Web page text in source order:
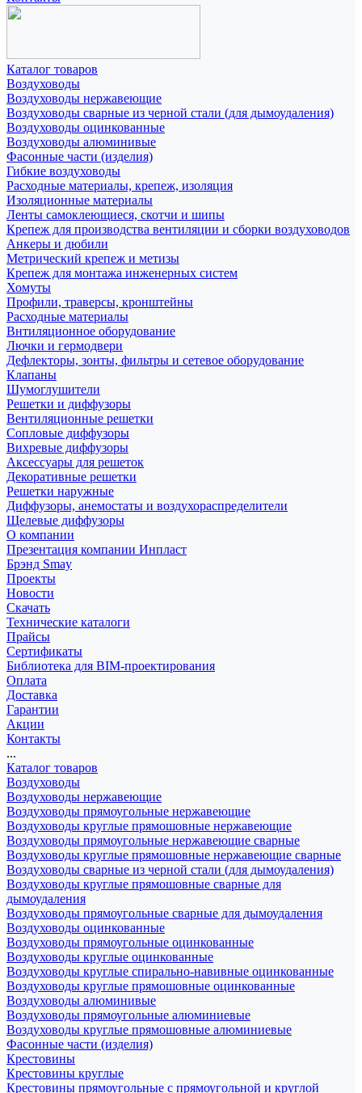
Каталог товаров
Воздуховоды
Воздуховоды нержавеющие
Воздуховоды сварные из черной стали (для дымоудаления)
Воздуховоды оцинкованные
Воздуховоды алюминивые
Фасонные части (изделия)
Гибкие воздуховоды
Расходные материалы, крепеж, изоляция
Изоляционные материалы
Ленты самоклеющиеся, скотчи и шипы
Крепеж для производства вентиляции и сборки воздуховодов
Анкеры и дюбили
Метрический крепеж и метизы
Крепеж для монтажа инженерных систем
Хомуты
Профили, траверсы, кронштейны
Расходные материалы
Внтиляционное оборудование
Лючки и гермодвери
Дефлекторы, зонты, фильтры и сетевое оборудование
Клапаны
Шумоглушители
Решетки и диффузоры
Вентиляционные решетки
Сопловые диффузоры
Вихревые диффузоры
Аксессуары для решеток
Декоративные решетки
Решетки наружные
Диффузоры, анемостаты и воздухораспределители
Щелевые диффузоры
О компании
Презентация компании Инпласт
Брэнд Smay
Проекты
Новости
Скачать
Технические каталоги
Прайсы
Сертификаты
Библиотека для BIM-проектирования
Оплата
Доставка
Гарантии
Акции
Контакты
...
Каталог товаров
Воздуховоды
Воздуховоды нержавеющие
Воздуховоды прямоугольные нержавеющие
Воздуховоды круглые прямошовные нержавеющие
Воздуховоды прямоугольные нержавеющие сварные
Воздуховоды круглые прямошовные нержавеющие сварные
Воздуховоды сварные из черной стали (для дымоудаления)
Воздуховоды круглые прямошовные сварные для
дымоудаления
Воздуховоды прямоугольные сварные для дымоудаления
Воздуховоды оцинкованные
Воздуховоды прямоугольные оцинкованные
Воздуховоды круглые оцинкованные
Воздуховоды круглые спирально-навивные оцинкованные
Воздуховоды круглые прямошовные оцинкованные
Воздуховоды алюминивые
Воздуховоды прямоугольные алюминиевые
Воздуховоды круглые прямошовные алюминиевые
Фасонные части (изделия)
Крестовины
Крестовины круглые
Крестовины прямоугольные с прямоугольной и круглой